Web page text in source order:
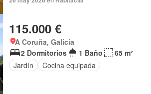
115.000 €
A Coruña, Galicia
2 Dormitorios
1 Baño
65 m²
Jardín
Cocina equipada